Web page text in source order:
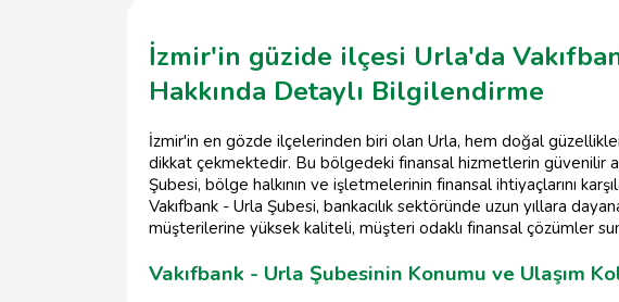
İzmir'in güzide ilçesi Urla'da
Hakkında Detaylı Bilgilendirme
İzmir'in en gözde ilçelerinden biri olan Urla, hem doğal
dikkat çekmektedir. Bu bölgedeki finansal hizmetlerin güvenilir
Şubesi, bölge halkının ve işletmelerinin finansal ihtiyaçlarını
Vakıfbank - Urla Şubesi, bankacılık sektöründe uzun yıllara
müşterilerine yüksek kaliteli, müşteri odaklı finansal çözümler
Vakıfbank - Urla Şubesinin Konumu ve Ulaşım